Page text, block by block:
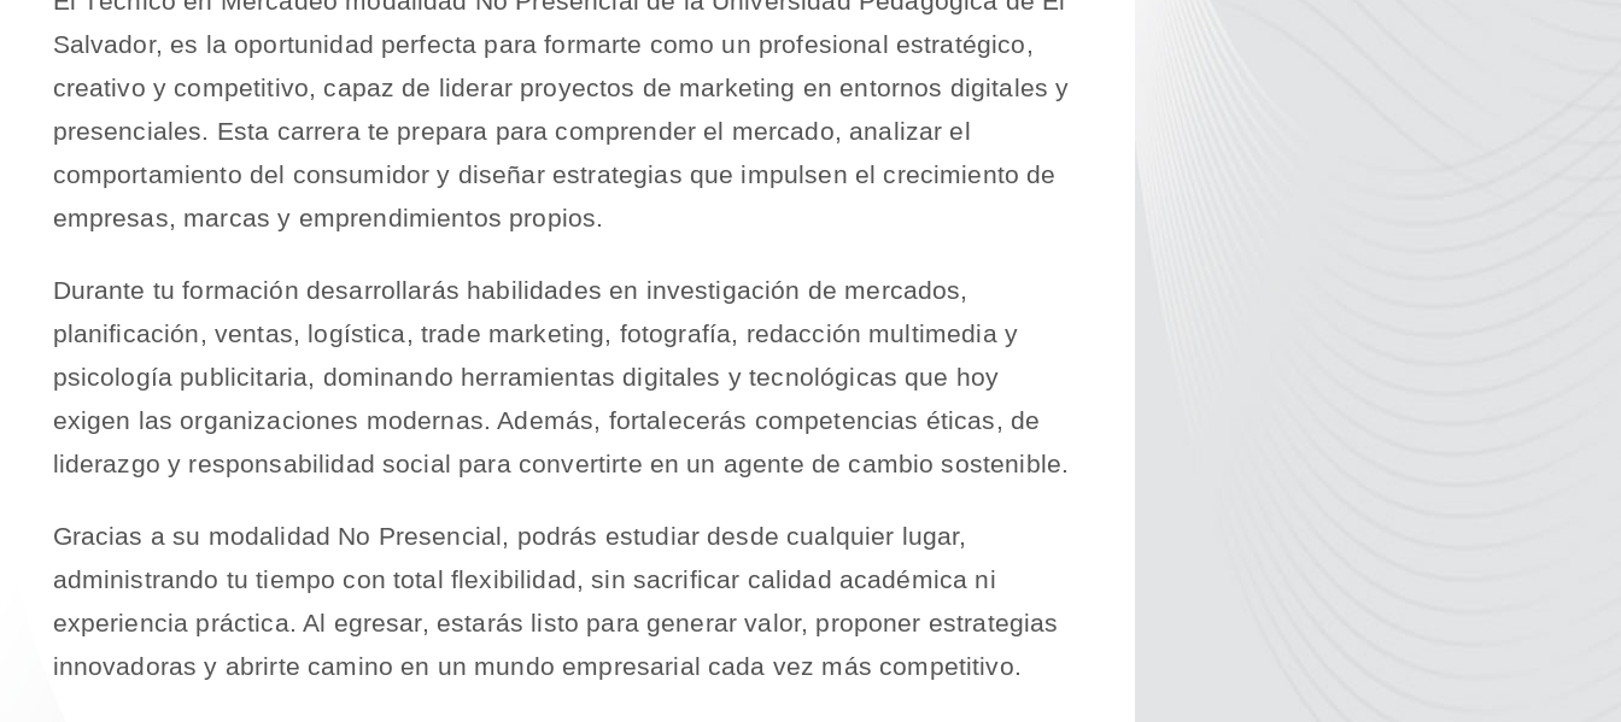
Salvador, es la oportunidad perfecta para formarte como un profesional estratégico,
creativo y competitivo, capaz de liderar proyectos de marketing en entornos digitales y
presenciales. Esta carrera te prepara para comprender el mercado, analizar el
comportamiento del consumidor y diseñar estrategias que impulsen el crecimiento de
empresas, marcas y emprendimientos propios.
Durante tu formación desarrollarás habilidades en investigación de mercados,
planificación, ventas, logística, trade marketing, fotografía, redacción multimedia y
psicología publicitaria, dominando herramientas digitales y tecnológicas que hoy
exigen las organizaciones modernas. Además, fortalecerás competencias éticas, de
liderazgo y responsabilidad social para convertirte en un agente de cambio sostenible.
Gracias a su modalidad No Presencial, podrás estudiar desde cualquier lugar,
administrando tu tiempo con total flexibilidad, sin sacrificar calidad académica ni
experiencia práctica. Al egresar, estarás listo para generar valor, proponer estrategias
innovadoras y abrirte camino en un mundo empresarial cada vez más competitivo.